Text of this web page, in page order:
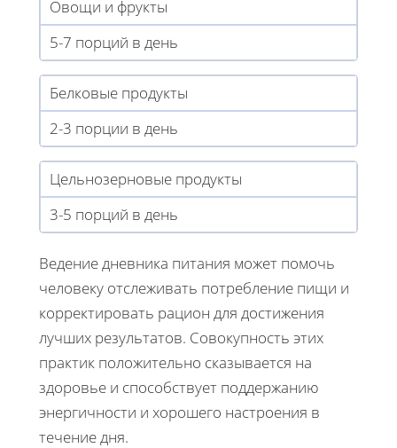
Овощи и фрукты
5-7 порций в день
Белковые продукты
2-3 порции в день
Цельнозерновые продукты
3-5 порций в день
Ведение дневника питания может помочь
человеку отслеживать потребление пищи и
корректировать рацион для достижения
лучших результатов. Совокупность этих
практик положительно сказывается на
здоровье и способствует поддержанию
энергичности и хорошего настроения в
течение дня.